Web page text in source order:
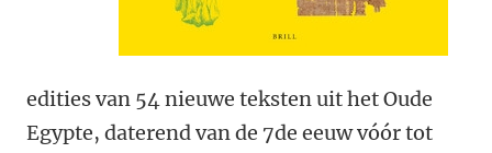
edities van 54 nieuwe teksten uit het Oude
Egypte, daterend van de 7de eeuw vóór tot